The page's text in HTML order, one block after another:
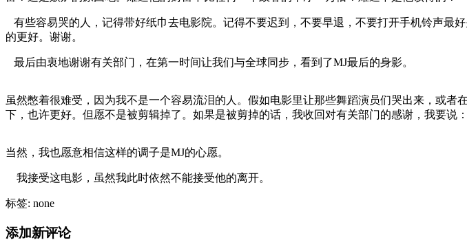
有些容易哭的人，记得带好纸巾去电影院。记得不要迟到，不要早退，不要打开手机铃声
的更好。谢谢。
最后由衷地谢谢有关部门，在第一时间让我们与全球同步，看到了MJ最后的身影。
虽然憋着很难受，因为我不是一个容易流泪的人。假如电影里让那些舞蹈演员们哭出来，或
下，也许更好。但愿不是被剪辑掉了。如果是被剪掉的话，我收回对有关部门的感谢，我要说
当然，我也愿意相信这样的调子是MJ的心愿。
我接受这电影，虽然我此时依然不能接受他的离开。
标签: none
添加新评论